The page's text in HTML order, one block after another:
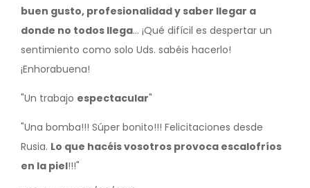
buen gusto, profesionalidad y saber llegar a
donde no todos llega... ¡Qué difícil es despertar un
sentimiento como solo Uds. sabéis hacerlo!
¡Enhorabuena!
"Un trabajo espectacular"
"Una bomba!!! Súper bonito!!! Felicitaciones desde
Rusia. Lo que hacéis vosotros provoca escalofríos
en la piel!!!"